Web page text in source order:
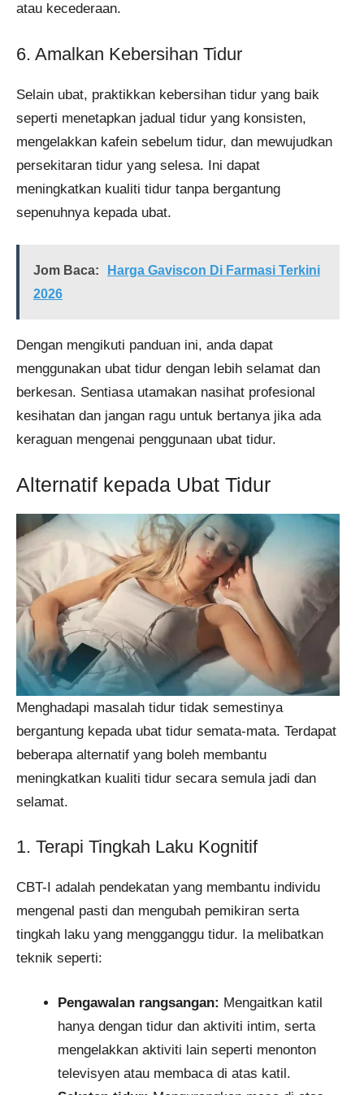
atau kecederaan.
6. Amalkan Kebersihan Tidur
Selain ubat, praktikkan kebersihan tidur yang baik
seperti menetapkan jadual tidur yang konsisten,
mengelakkan kafein sebelum tidur, dan mewujudkan
persekitaran tidur yang selesa. Ini dapat
meningkatkan kualiti tidur tanpa bergantung
sepenuhnya kepada ubat.
Jom Baca:
Harga Gaviscon Di Farmasi Terkini
2026
Dengan mengikuti panduan ini, anda dapat
menggunakan ubat tidur dengan lebih selamat dan
berkesan. Sentiasa utamakan nasihat profesional
kesihatan dan jangan ragu untuk bertanya jika ada
keraguan mengenai penggunaan ubat tidur.
Alternatif kepada Ubat Tidur
Menghadapi masalah tidur tidak semestinya
bergantung kepada ubat tidur semata-mata. Terdapat
beberapa alternatif yang boleh membantu
meningkatkan kualiti tidur secara semula jadi dan
selamat.
1. Terapi Tingkah Laku Kognitif
CBT-I adalah pendekatan yang membantu individu
mengenal pasti dan mengubah pemikiran serta
tingkah laku yang mengganggu tidur. Ia melibatkan
teknik seperti:
Pengawalan rangsangan: Mengaitkan katil
hanya dengan tidur dan aktiviti intim, serta
mengelakkan aktiviti lain seperti menonton
televisyen atau membaca di atas katil.